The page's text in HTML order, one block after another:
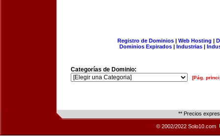
Registro de Dominios| Web Hosting |
Dominios Expirados | Industrias |
Categorías de Dominio:
[Pág.
** Precios
© 2002/2022 Solo10.com